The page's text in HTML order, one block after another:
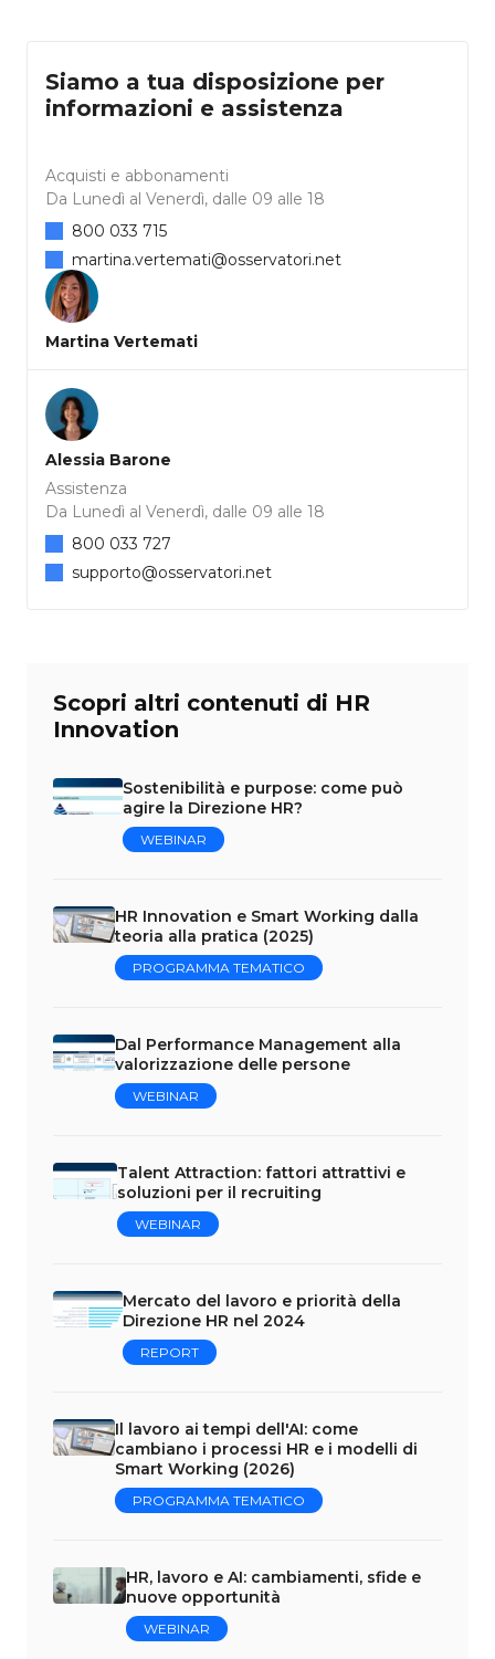
Siamo a tua disposizione per
informazioni e assistenza
Martina Vertemati
Acquisti e abbonamenti
Da Lunedì al Venerdì, dalle 09 alle 18
800 033 715
martina.vertemati@osservatori.net
Alessia Barone
Assistenza
Da Lunedì al Venerdì, dalle 09 alle 18
800 033 727
supporto@osservatori.net
Scopri altri contenuti di HR
Innovation
Sostenibilità e purpose: come può
agire la Direzione HR?
WEBINAR
HR Innovation e Smart Working dalla
teoria alla pratica (2025)
PROGRAMMA TEMATICO
Dal Performance Management alla
valorizzazione delle persone
WEBINAR
Talent Attraction: fattori attrattivi e
soluzioni per il recruiting
WEBINAR
Mercato del lavoro e priorità della
Direzione HR nel 2024
REPORT
Il lavoro ai tempi dell'AI: come
cambiano i processi HR e i modelli di
Smart Working (2026)
PROGRAMMA TEMATICO
HR, lavoro e AI: cambiamenti, sfide e
nuove opportunità
WEBINAR